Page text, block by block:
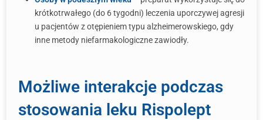
krótkotrwałego (do 6 tygodni) leczenia uporczywej agresji
u pacjentów z otępieniem typu alzheimerowskiego, gdy
inne metody niefarmakologiczne zawiodły.
Możliwe interakcje podczas
stosowania leku Rispolept